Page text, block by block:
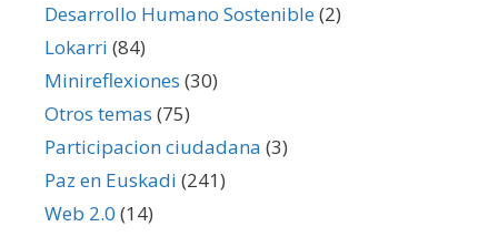
Desarrollo Humano Sostenible(2)
Lokarri (84)
Minireflexiones (30)
Otros temas (75)
Participacion ciudadana (3)
Paz en Euskadi (241)
Web 2.0 (14)